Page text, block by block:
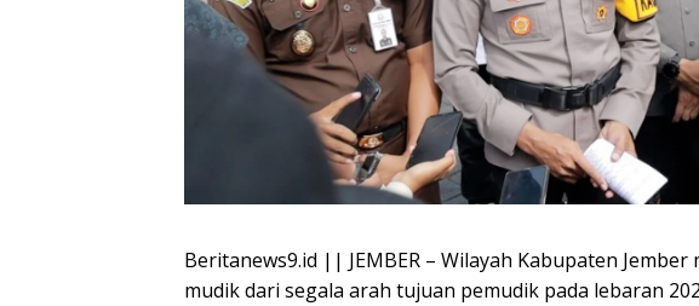
Beritanews9.id || JEMBER – Wilayah Kabupaten
mudik dari segala arah tujuan pemudik pada lebaran